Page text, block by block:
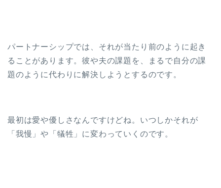
パートナーシップでは、それが当たり前のように起き
ることがあります。彼や夫の課題を、まるで自分の課
題のように代わりに解決しようとするのです。
最初は愛や優しさなんですけどね。いつしかそれが
「我慢」や「犠牲」に変わっていくのです。